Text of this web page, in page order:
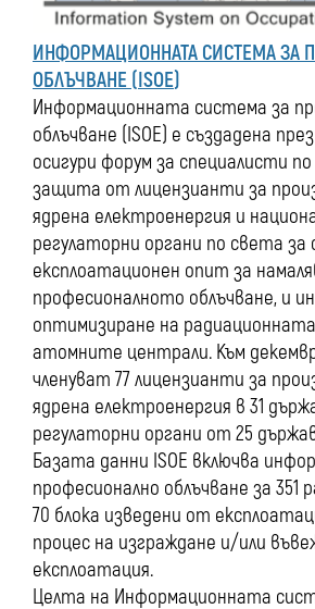
ИНФОРМАЦИОННАТА СИСТЕМА ЗА
ОБЛЪЧВАНЕ (ISOE)
Информационната система за
облъчване (ISOE) е създадена
осигури форум за специалисти
защита от лицензианти за
ядрена електроенергия и
регулаторни органи по света за
експлоатационен опит за
професионалното облъчване, и
оптимизиране на
атомните централи. Към
членуват 77 лицензианти за
ядрена електроенергия в 31
регулаторни органи от 25
Базата данни ISOE включва
професионално облъчване за 351
70 блока изведени от
процес на изграждане и/или
експлоатация.
Целта на Информационната